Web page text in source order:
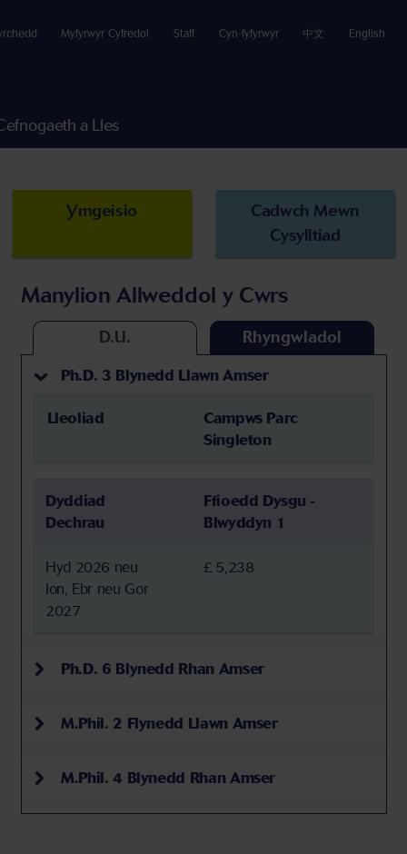
Myfyrwyr Cyfredol Staff Cyn-fyfyrwyr 中文 English
a Lles
Ymgeisio
Cadwch Mewn
Cysylltiad
Manylion Allweddol y Cwrs
D.U. Rhyngwladol
Ph.D. 3 Blynedd Llawn Amser
Lleoliad
Campws Parc
Singleton
Dyddiad
Dechrau
Ffioedd Dysgu -
Blwyddyn 1
Hyd 2026 neu
Ion, Ebr neu Gor
2027
£ 5,238
Ph.D. 6 Blynedd Rhan Amser
M.Phil. 2 Flynedd Llawn Amser
M.Phil. 4 Blynedd Rhan Amser